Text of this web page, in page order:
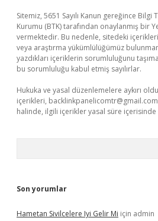
Sitemiz, 5651 Sayılı Kanun gereğince
Kurumu (BTK) tarafından onaylanmış bir
vermektedir. Bu nedenle, sitedeki
veya araştırma yükümlülüğümüz
yazdıkları içeriklerin sorumluluğunu
bu sorumluluğu kabul etmiş sayılırlar.
Hukuka ve yasal düzenlemelere aykırı
içerikleri, backlinkpanelicomtr@gmail.com
halinde, ilgili içerikler yasal süre içerisinde
Son yorumlar
Hametan Sivilcelere Iyi Gelir Mi için admin